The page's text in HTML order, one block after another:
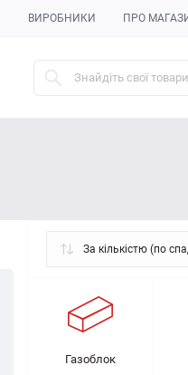
ВИРОБНИКИ ПРО
Газоблок